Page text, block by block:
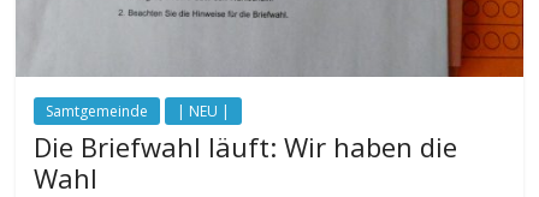
Samtgemeinde | NEU |
Die Briefwahl läuft: Wir haben die
Wahl